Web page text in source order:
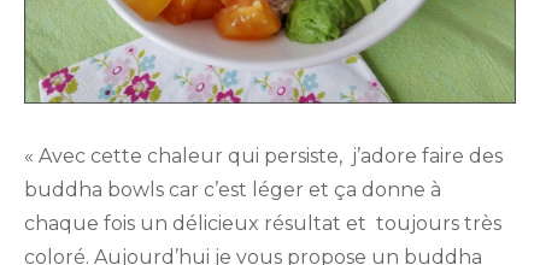
« Avec cette chaleur qui persiste, j’adore faire des
buddha bowls car c’est léger et ça donne à
chaque fois un délicieux résultat et toujours très
coloré. Aujourd’hui je vous propose un buddha